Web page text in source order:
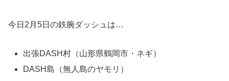
今日2月5日の鉄腕ダッシュは…
出張DASH村（山形県鶴岡市・ネギ）
DASH島（無人島のヤモリ）